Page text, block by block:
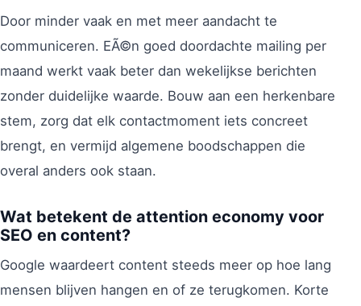
Door minder vaak en met meer aandacht te
communiceren. EÃ©n goed doordachte mailing per
maand werkt vaak beter dan wekelijkse berichten
zonder duidelijke waarde. Bouw aan een herkenbare
stem, zorg dat elk contactmoment iets concreet
brengt, en vermijd algemene boodschappen die
overal anders ook staan.
Wat betekent de attention economy voor
SEO en content?
Google waardeert content steeds meer op hoe lang
mensen blijven hangen en of ze terugkomen. Korte